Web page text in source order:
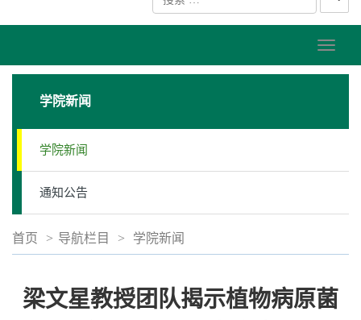
学院新闻
学院新闻
通知公告
首页 > 导航栏目 > 学院新闻
梁文星教授团队揭示植物病原菌